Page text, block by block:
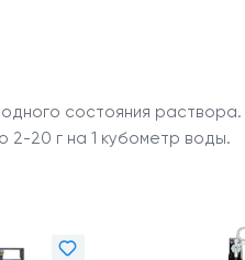
состояния раствора.
2-20 г на 1 кубометр воды.